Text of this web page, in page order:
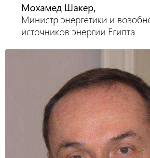
Мохамед Шакер,
Министр энергетики и
источников энергии Египта